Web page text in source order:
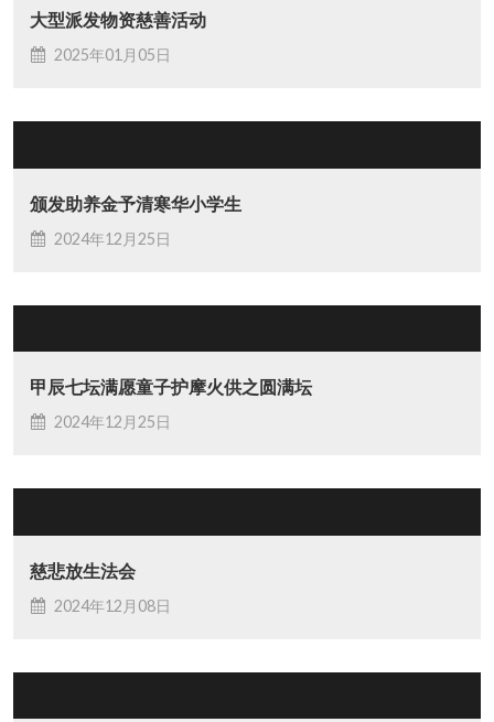
大型派发物资慈善活动
2025年01月05日
颁发助养金予清寒华小学生
2024年12月25日
甲辰七坛满愿童子护摩火供之圆满坛
2024年12月25日
慈悲放生法会
2024年12月08日